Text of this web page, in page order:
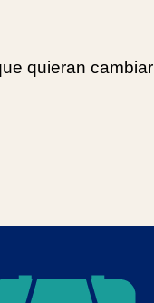
quieran cambiar